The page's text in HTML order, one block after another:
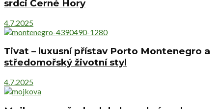
srdci Černé Hory
4.7.2025
Tivat – luxusní přístav Porto Montenegro a
středomořský životní styl
4.7.2025